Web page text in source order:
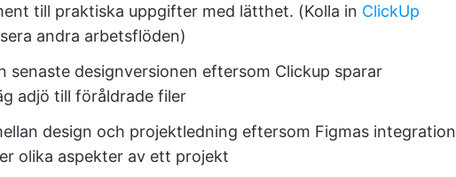
till praktiska uppgifter med lätthet. (Kolla in ClickUp
andra arbetsflöden)
senaste designversionen eftersom Clickup sparar
adjö till föråldrade filer
design och projektledning eftersom Figmas integration
olika aspekter av ett projekt